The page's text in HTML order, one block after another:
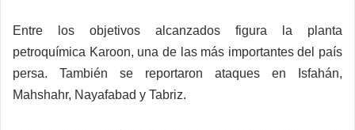
Entre los objetivos alcanzados figura la planta
petroquímica Karoon, una de las más importantes del país
persa. También se reportaron ataques en Isfahán,
Mahshahr, Nayafabad y Tabriz.